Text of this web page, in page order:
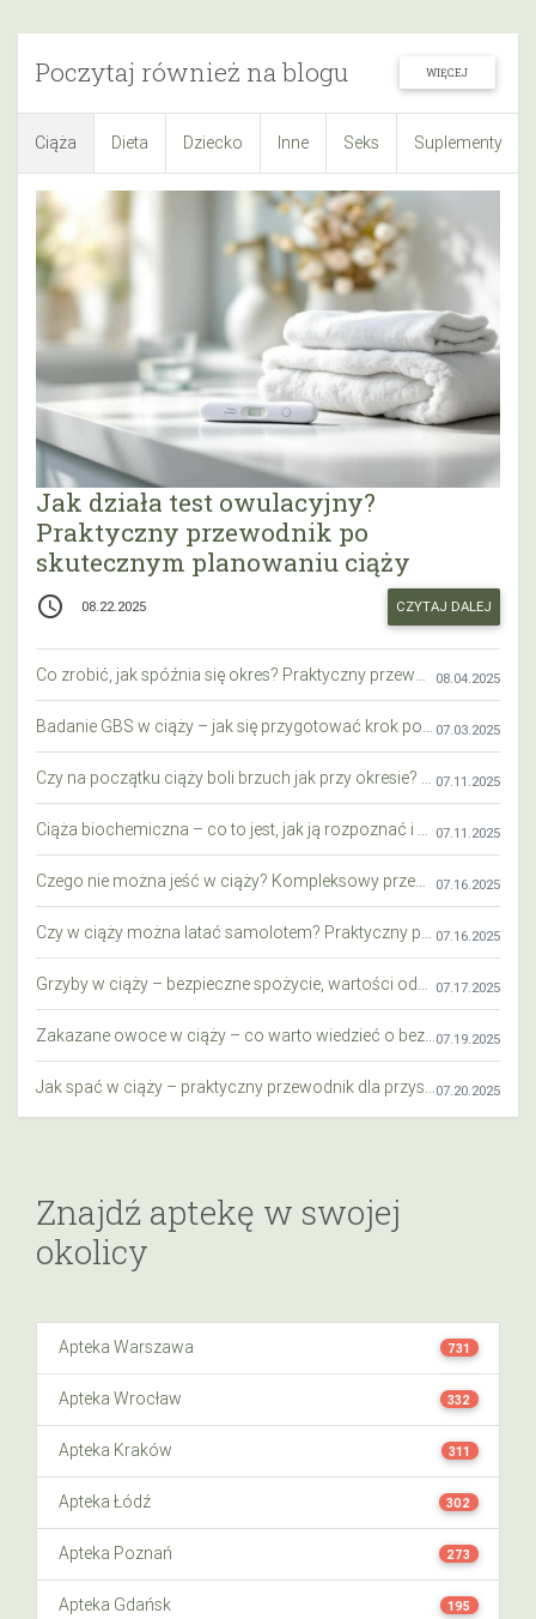
Poczytaj również na blogu WIĘCEJ
Ciąża Dieta Dziecko Inne Seks Suplementy
Jak działa test owulacyjny?
Praktyczny przewodnik po
skutecznym planowaniu ciąży
access_time 08.22.2025 CZYTAJ DALEJ
08.04.2025
07.03.2025
07.11.2025
07.11.2025
07.16.2025
07.16.2025
07.17.2025
07.19.2025
07.20.2025
Znajdź aptekę w swojej
okolicy
Apteka Warszawa 731
Apteka Wrocław 332
Apteka Kraków 311
Apteka Łódź 302
Apteka Poznań 273
Apteka Gdańsk 195